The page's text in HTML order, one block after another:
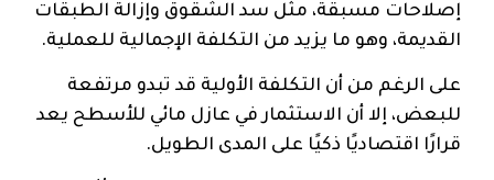
إصلاحات مسبقة، مثل سد الشقوق وإزالة الطبقات
القديمة، وهو ما يزيد من التكلفة الإجمالية للعملية.
على الرغم من أن التكلفة الأولية قد تبدو مرتفعة
للبعض، إلا أن الاستثمار في عازل مائي للأسطح يعد
قرارًا اقتصاديًا ذكيًا على المدى الطويل.